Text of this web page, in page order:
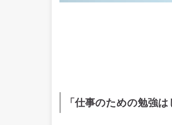
「仕事のための勉強